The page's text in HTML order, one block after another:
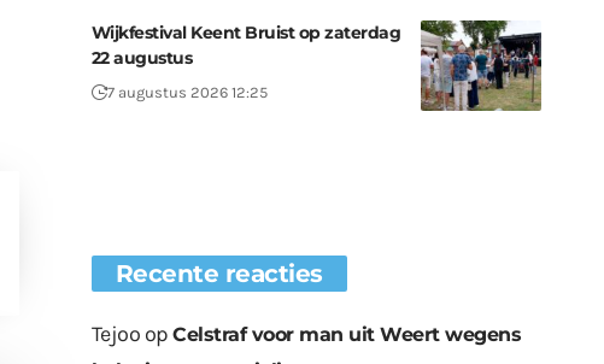
Wijkfestival Keent Bruist op zaterdag
22 augustus
7 augustus 2026 12:25
Recente reacties
Tejoo opCelstraf voor man uit Weert wegens